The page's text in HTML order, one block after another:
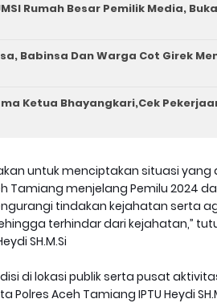
Rumah Besar Pemilik Media,
Babinsa Dan Warga Cot Girek
Ketua Bhayangkari,Cek
untuk menciptakan situasi yang
Tamiang menjelang Pemilu 2024
tindakan kejahatan serta
terhindar dari kejahatan,”
SH.M.Si
di lokasi publik serta pusat
Aceh Tamiang IPTU Heydi